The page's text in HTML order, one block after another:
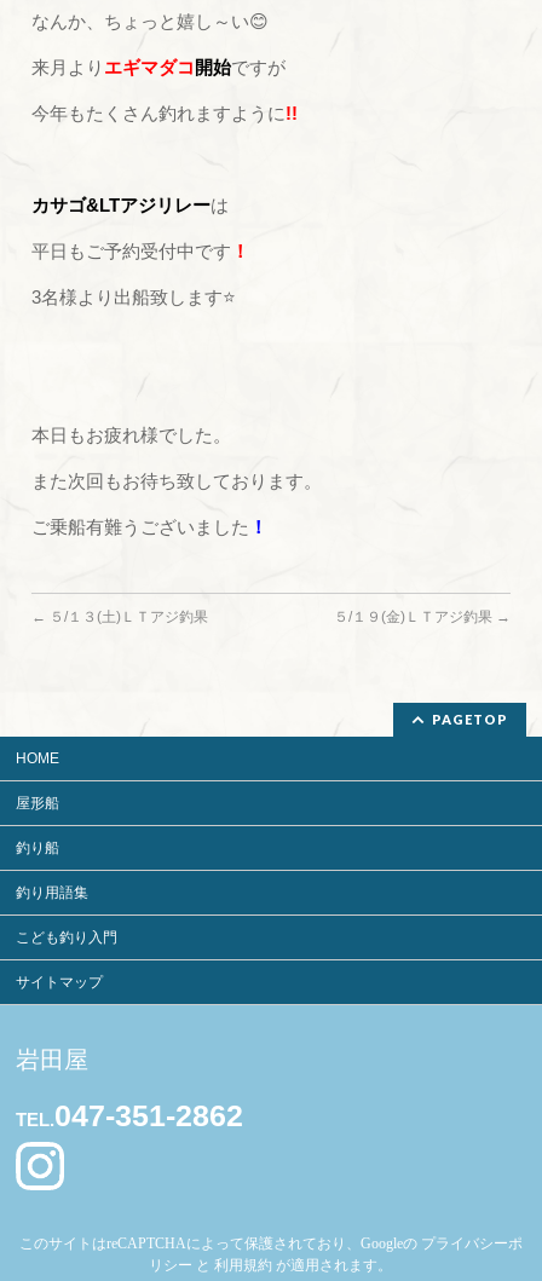
なんか、ちょっと嬉し～い😊
来月より エギマダコ 開始ですが
今年もたくさん釣れますように!!
カサゴ&LTアジリレーは
平日もご予約受付中です ！
3名様より出船致します⭐
本日もお疲れ様でした。
また次回もお待ち致しております。
ご乗船有難うございました ！
← ５/１３(土)ＬＴアジ釣果 ５/１９(金)ＬＴアジ釣果 →
PAGETOP
HOME
屋形船
釣り船
釣り用語集
こども釣り入門
サイトマップ
岩田屋
TEL.047-351-2862
このサイトはreCAPTCHAによって保護されており、Googleの プライバシーポ
リシー と利用規約 が適用されます。